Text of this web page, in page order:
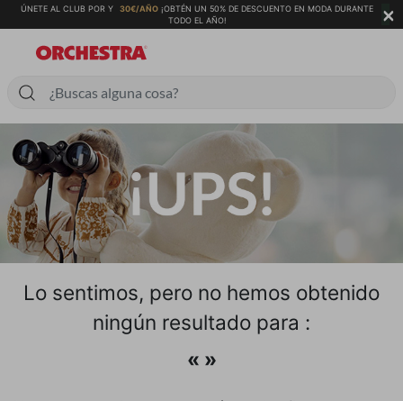
ÚNETE AL CLUB POR Y 30€/AÑO ¡OBTÉN UN 50% DE DESCUENTO EN MODA DURANTE
TODO EL AÑO!
×
Lo sentimos, pero no hemos obtenido
ningún resultado para :
« »